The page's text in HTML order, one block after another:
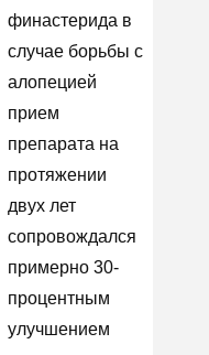
финастерида в
случае борьбы с
алопецией
прием
препарата на
протяжении
двух лет
сопровождался
примерно 30-
процентным
улучшением